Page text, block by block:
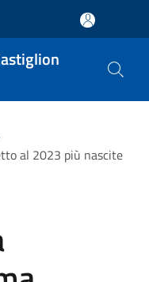
al 2023 più nascite